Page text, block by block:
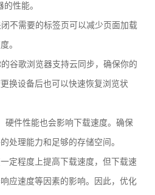
性能。
不需要的标签页可以减少页面加载
。
谷歌浏览器支持云同步，确保你的
换设备后也可以快速恢复浏览状
硬件性能也会影响下载速度。确保
处理能力和足够的存储空间。
定程度上提高下载速度，但下载速
应速度等因素的影响。因此，优化